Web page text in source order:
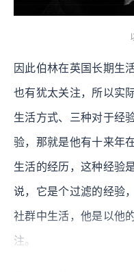
因此伯林在英国长期生
也有犹太关注，所以实
生活方式、三种对于经
验，那就是他有十来年
生活的经历，这种经验
说，它是个过滤的经验
社群中生活，他是以他
注。